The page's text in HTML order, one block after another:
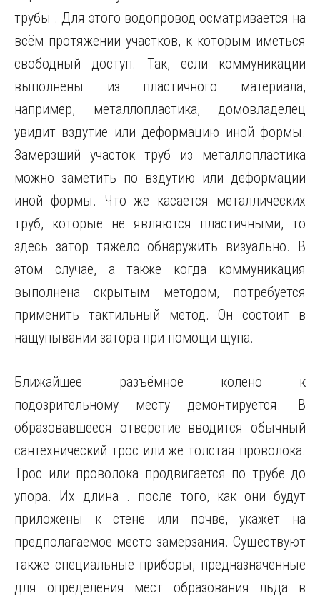
трубы . Для этого водопровод осматривается на
всём протяжении участков, к которым иметься
свободный доступ. Так, если коммуникации
выполнены из пластичного материала,
например, металлопластика, домовладелец
увидит вздутие или деформацию иной формы.
Замерзший участок труб из металлопластика
можно заметить по вздутию или деформации
иной формы. Что же касается металлических
труб, которые не являются пластичными, то
здесь затор тяжело обнаружить визуально. В
этом случае, а также когда коммуникация
выполнена скрытым методом, потребуется
применить тактильный метод. Он состоит в
нащупывании затора при помощи щупа.
Ближайшее разъёмное колено к
подозрительному месту демонтируется. В
образовавшееся отверстие вводится обычный
сантехнический трос или же толстая проволока.
Трос или проволока продвигается по трубе до
упора. Их длина . после того, как они будут
приложены к стене или почве, укажет на
предполагаемое место замерзания. Существуют
также специальные приборы, предназначенные
для определения мест образования льда в